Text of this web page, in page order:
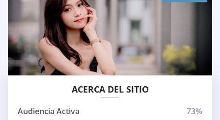
ACERCA DEL SITIO
Audiencia Activa
73%